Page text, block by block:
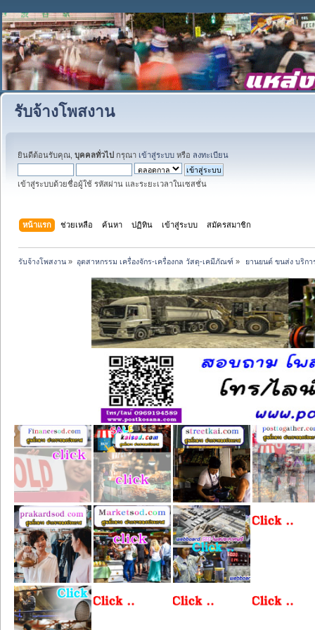
รับจ้างโพสงาน
ยินดีต้อนรับคุณ, บุคคลทั่วไป กรุณา เข้าสู่ระบบ หรือ ลงทะเบียน
เข้าสู่ระบบด้วยชื่อผู้ใช้ รหัสผ่าน และระยะเวลาในเซสชั่น
หน้าแรก ช่วยเหลือ ค้นหา ปฏิทิน เข้าสู่ระบบ สมัครสมาชิก
รับจ้างโพสงาน » อุตสาหกรรม เครื่องจักร-เครื่องกล วัสดุ-เคมีภัณฑ์ » ยานยนต์ ขนส่ง บริก